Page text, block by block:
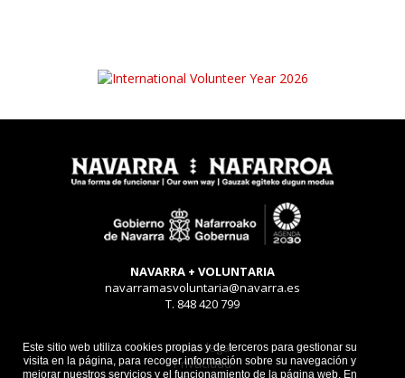
Este sitio web utiliza cookies propias y de terceros para gestionar su
visita en la página, para recoger información sobre su navegación y
mejorar nuestros servicios y el funcionamiento de la página web. En
NAVARRA + VOLUNTARIA
navarramasvoluntaria@navarra.es
T. 848 420 799
Aviso legal
Privacidad